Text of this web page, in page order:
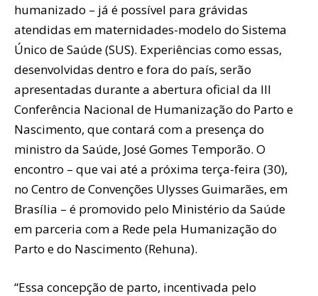
humanizado – já é possível para grávidas
atendidas em maternidades-modelo do Sistema
Único de Saúde (SUS). Experiências como essas,
desenvolvidas dentro e fora do país, serão
apresentadas durante a abertura oficial da III
Conferência Nacional de Humanização do Parto e
Nascimento, que contará com a presença do
ministro da Saúde, José Gomes Temporão. O
encontro – que vai até a próxima terça-feira (30),
no Centro de Convenções Ulysses Guimarães, em
Brasília – é promovido pelo Ministério da Saúde
em parceria com a Rede pela Humanização do
Parto e do Nascimento (Rehuna).
“Essa concepção de parto, incentivada pelo